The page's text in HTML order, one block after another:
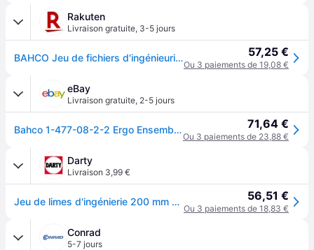
Rakuten
Livraison gratuite, 3-5 jours
BAHCO Jeu de fichiers d'ingénieurie 200 mm Bahco 57,25 €
Ou 3 paiements de 19,08 €
eBay
Livraison gratuite, 2-5 jours
Bahco 1-477-08-2-2 Ergo Ensemble De Limes D'ingénieur Assorties 200mm (5 Pièce) 71,64 €
Ou 3 paiements de 23,88 €
Darty
Livraison 3,99 €
Jeu de limes d'ingénierie 200 mm 1-477-08-2-2 56,51 €
Ou 3 paiements de 18,83 €
Conrad
5-7 jours